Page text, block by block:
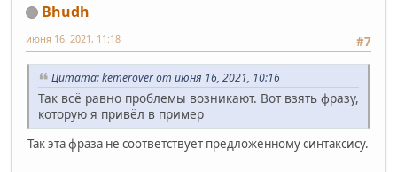
Bhudh
#7
июня 16, 2021, 11:18
Цитата: kemerover от июня 16, 2021, 10:16
Так всё равно проблемы возникают. Вот взять фразу,
которую я привёл в пример
Так эта фраза не соответствует предложенному синтаксису.